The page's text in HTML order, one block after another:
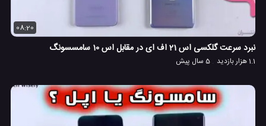
08:20
نبرد سرعت گلکسی اس 21 اف ای در مقابل اس 10 سامسسونگ
1.1 هزار بازدید 5 سال پیش